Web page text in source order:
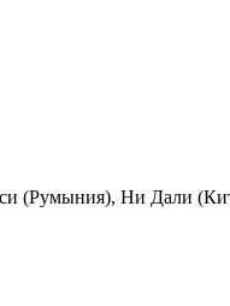
(Румыния), Ни Дали